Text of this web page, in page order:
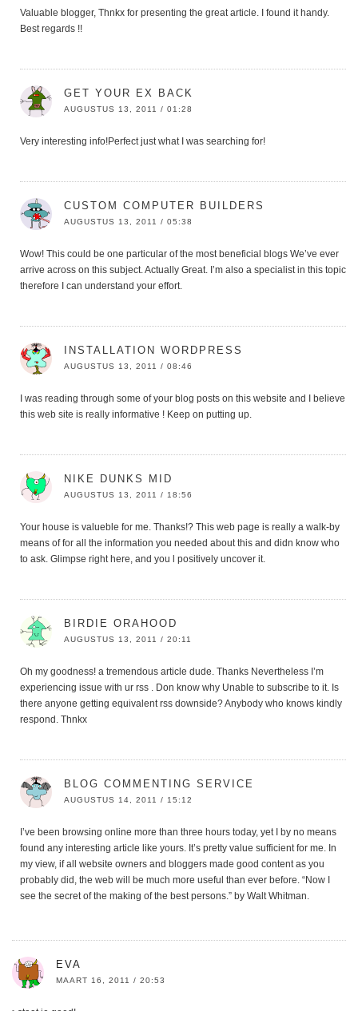
Valuable blogger, Thnkx for presenting the great article. I found it handy.
Best regards !!
GET YOUR EX BACK
AUGUSTUS 13, 2011 / 01:28
Very interesting info!Perfect just what I was searching for!
CUSTOM COMPUTER BUILDERS
AUGUSTUS 13, 2011 / 05:38
Wow! This could be one particular of the most beneficial blogs We’ve ever
arrive across on this subject. Actually Great. I’m also a specialist in this topic
therefore I can understand your effort.
INSTALLATION WORDPRESS
AUGUSTUS 13, 2011 / 08:46
I was reading through some of your blog posts on this website and I believe
this web site is really informative ! Keep on putting up.
NIKE DUNKS MID
AUGUSTUS 13, 2011 / 18:56
Your house is valueble for me. Thanks!? This web page is really a walk-by
means of for all the information you needed about this and didn know who
to ask. Glimpse right here, and you l positively uncover it.
BIRDIE ORAHOOD
AUGUSTUS 13, 2011 / 20:11
Oh my goodness! a tremendous article dude. Thanks Nevertheless I’m
experiencing issue with ur rss . Don know why Unable to subscribe to it. Is
there anyone getting equivalent rss downside? Anybody who knows kindly
respond. Thnkx
BLOG COMMENTING SERVICE
AUGUSTUS 14, 2011 / 15:12
I’ve been browsing online more than three hours today, yet I by no means
found any interesting article like yours. It’s pretty value sufficient for me. In
my view, if all website owners and bloggers made good content as you
probably did, the web will be much more useful than ever before. “Now I
see the secret of the making of the best persons.” by Walt Whitman.
EVA
MAART 16, 2011 / 20:53